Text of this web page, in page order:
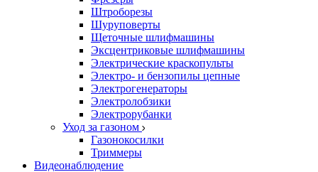
Штроборезы
Шуруповерты
Щеточные шлифмашины
Эксцентриковые шлифмашины
Электрические краскопульты
Электро- и бензопилы цепные
Электрогенераторы
Электролобзики
Электрорубанки
Уход за газоном
Газонокосилки
Триммеры
Видеонаблюдение